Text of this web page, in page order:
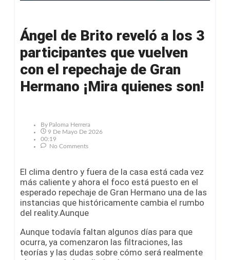
Ángel de Brito reveló a los 3
participantes que vuelven
con el repechaje de Gran
Hermano ¡Mira quienes son!
By Paloma Herrera
9 De Mayo De 2026
00:19
No Comments
El clima dentro y fuera de la casa está cada vez
más caliente y ahora el foco está puesto en el
esperado repechaje de Gran Hermano una de las
instancias que históricamente cambia el rumbo
del reality.Aunque
Aunque todavía faltan algunos días para que
ocurra, ya comenzaron las filtraciones, las
teorías y las dudas sobre cómo será realmente